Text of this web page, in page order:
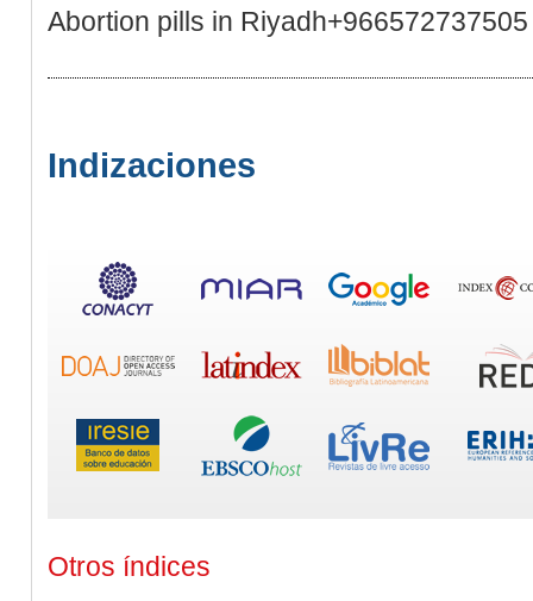
Abortion pills in Riyadh+966572737505
Indizaciones
Otros índices